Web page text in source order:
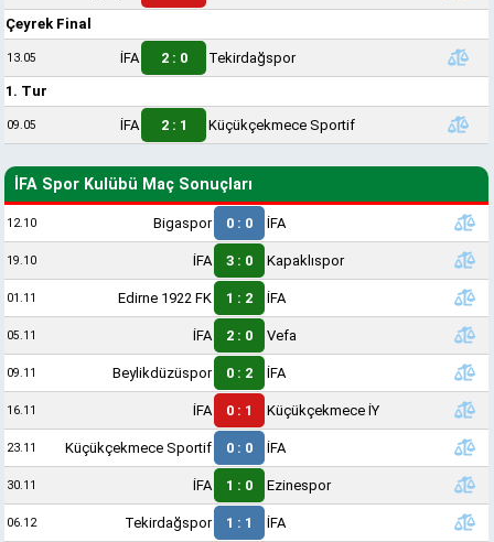
Çeyrek Final
13.05 İFA 2 : 0
Tekirdağspor
1. Tur
09.05 İFA 2 : 1 Küçükçekmece Sportif
İFA Spor Kulübü Maç Sonuçları
12.10 Bigaspor 0 : 0 İFA
19.10 İFA 3 : 0 Kapaklıspor
01.11 Edirne 1922 FK 1 : 2 İFA
05.11 İFA 2 : 0 Vefa
09.11 Beylikdüzüspor 0 : 2 İFA
16.11 İFA 0 : 1 Küçükçekmece İY
23.11 Küçükçekmece Sportif 0 : 0 İFA
30.11 İFA 1 : 0 Ezinespor
06.12 Tekirdağspor 1 : 1 İFA